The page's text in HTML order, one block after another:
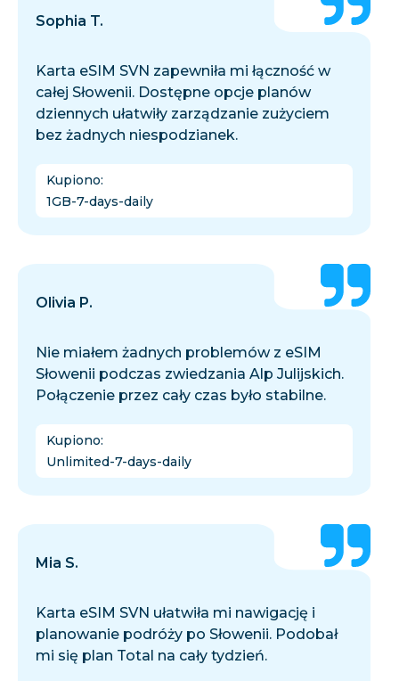
Sophia T.
Karta eSIM SVN zapewniła mi łączność w
całej Słowenii. Dostępne opcje planów
dziennych ułatwiły zarządzanie zużyciem
bez żadnych niespodzianek.
Kupiono:
1GB-7-days-daily
Olivia P.
Nie miałem żadnych problemów z eSIM
Słowenii podczas zwiedzania Alp Julijskich.
Połączenie przez cały czas było stabilne.
Kupiono:
Unlimited-7-days-daily
Mia S.
Karta eSIM SVN ułatwiła mi nawigację i
planowanie podróży po Słowenii. Podobał
mi się plan Total na cały tydzień.